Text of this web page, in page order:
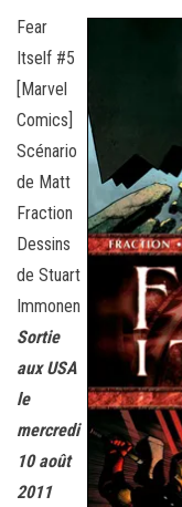
Fear
Itself #5
[Marvel
Comics]
Scénario
de Matt
Fraction
Dessins
de Stuart
Immonen
Sortie
aux USA
le
mercredi
10 août
2011